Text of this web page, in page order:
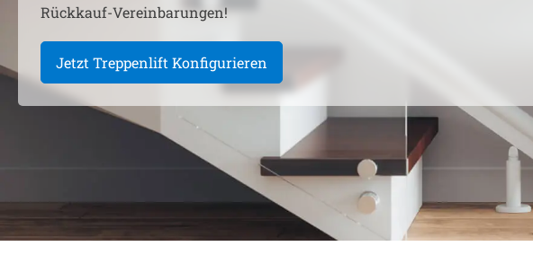
Rückkauf-Vereinbarungen!
Jetzt Treppenlift Konfigurieren